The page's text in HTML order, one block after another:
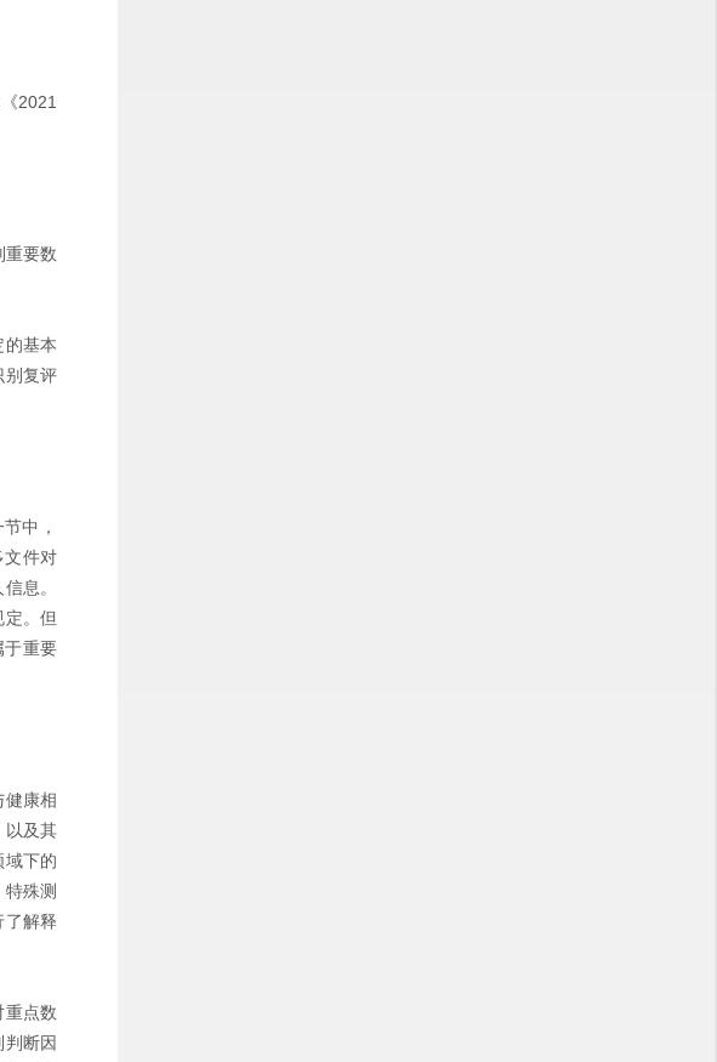
2021
重要数
的基本
别复评
中，
文件对
息。
。但
于重要
健康相
以及其
域下的
殊测
了解释
重点数
断因